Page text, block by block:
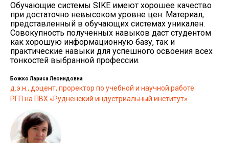
Обучающие системы SIKE имеют хорошее качество
при достаточно невысоком уровне цен. Материал,
представленный в обучающих системах уникален.
Совокупность полученных навыков даст студентом
как хорошую информационную базу, так и
практические навыки для успешного освоения всех
тонкостей выбранной профессии.
Божко Лариса Леонидовна
д.э.н., доцент, проректор по учебной и научной работе
РГП на ПВХ «Рудненский индустриальный институт»